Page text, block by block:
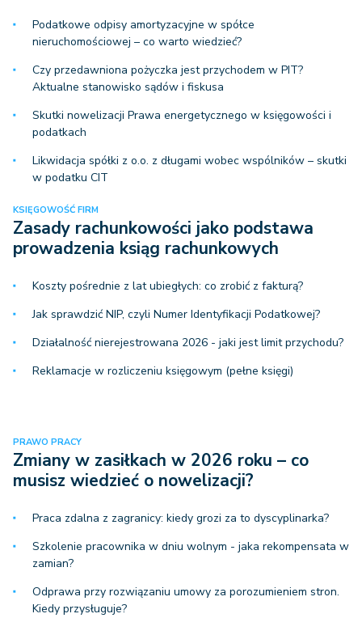
Podatkowe odpisy amortyzacyjne w spółce
nieruchomościowej – co warto wiedzieć?
Czy przedawniona pożyczka jest przychodem w PIT?
Aktualne stanowisko sądów i fiskusa
Skutki nowelizacji Prawa energetycznego w księgowości i
podatkach
Likwidacja spółki z o.o. z długami wobec wspólników – skutki
w podatku CIT
KSIĘGOWOŚĆ FIRM
Zasady rachunkowości jako podstawa
prowadzenia ksiąg rachunkowych
Koszty pośrednie z lat ubiegłych: co zrobić z fakturą?
Jak sprawdzić NIP, czyli Numer Identyfikacji Podatkowej?
Działalność nierejestrowana 2026 - jaki jest limit przychodu?
Reklamacje w rozliczeniu księgowym (pełne księgi)
PRAWO PRACY
Zmiany w zasiłkach w 2026 roku – co
musisz wiedzieć o nowelizacji?
Praca zdalna z zagranicy: kiedy grozi za to dyscyplinarka?
Szkolenie pracownika w dniu wolnym - jaka rekompensata w
zamian?
Odprawa przy rozwiązaniu umowy za porozumieniem stron.
Kiedy przysługuje?